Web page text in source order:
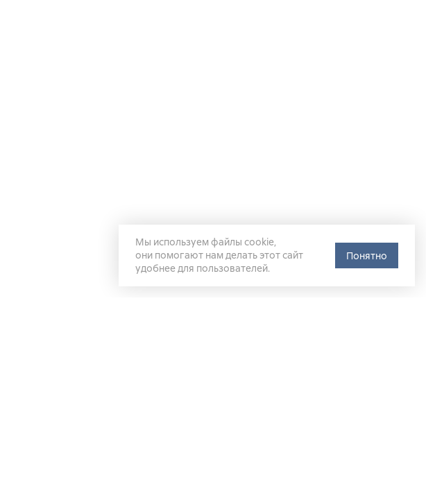
Мы используем файлы cookie,
они помогают нам делать этот сайт
удобнее для пользователей.
Понятно